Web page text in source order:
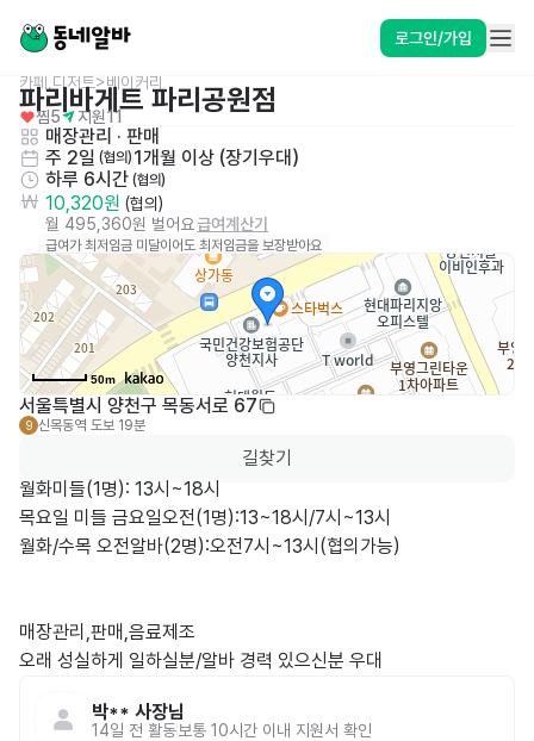
로그인/가입
카페,디저트>베이커리
파리바게트 파리공원점
찜5 지원11
매장관리 · 판매
주 2일 (협의) 1개월 이상 (장기우대)
하루 6시간 (협의)
10,320원 (협의)
월 495,360원 벌어요급여계산기
급여가 최저임금 미달이어도 최저임금을 보장받아요
50m
서울특별시 양천구 목동서로 67
9 신목동역 도보 19분
길찾기
월화미들(1명): 13시~18시
목요일 미들 금요일오전(1명):13~18시/7시~13시
월화/수목 오전알바(2명):오전7시~13시(협의가능)
매장관리,판매,음료제조
오래 성실하게 일하실분/알바 경력 있으신분 우대
박** 사장님
14일 전 활동 보통 10시간 이내 지원서 확인